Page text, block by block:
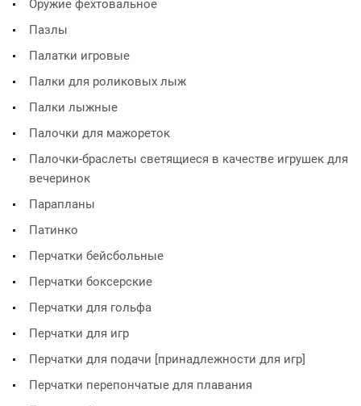
Оружие фехтовальное
Пазлы
Палатки игровые
Палки для роликовых лыж
Палки лыжные
Палочки для мажореток
Палочки-браслеты светящиеся в качестве игрушек для
вечеринок
Парапланы
Патинко
Перчатки бейсбольные
Перчатки боксерские
Перчатки для гольфа
Перчатки для игр
Перчатки для подачи [принадлежности для игр]
Перчатки перепончатые для плавания